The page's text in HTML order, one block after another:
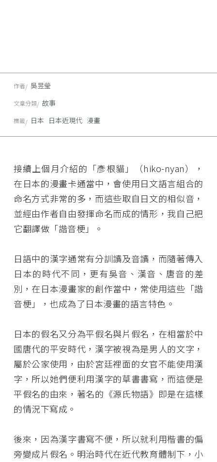
接續上個月介紹的「彥根貓」（hiko-nyan），
在日本的漫畫卡通當中，會使用日文語言組合的
命名方式非常的多，而這些取自日文的相似音，
並經由作者自由發揮命名而成的情形，我自己把
它翻譯做「諧音梗」。
日語中的漢字通常有分訓讀及音讀，而隨著傳入
日本的時代不同，更有吳音、漢音、唐音的差
別，在日本漫畫家的創作當中，常使用這些「諧
音梗」，也成為了日本漫畫的語言特色。
日本的假名又分為平假名與片假名，在相當於中
國唐代的平安時代，漢字被視為是男人的文字，
屬於公家使用，由於宮廷裡面的女官不能使用漢
字，所以她們便利用漢字的草書書寫，而這便是
平假名的由來，著名的《源氏物語》即是在這樣
的情況下寫成。
後來，因為漢字書寫不便，所以就利用楷書的偏
旁變成片假名。明治時代在近代教育體制下，小
作者 吳昱瑩
文章分類 故事
標籤 日本 日本近現代 漫畫